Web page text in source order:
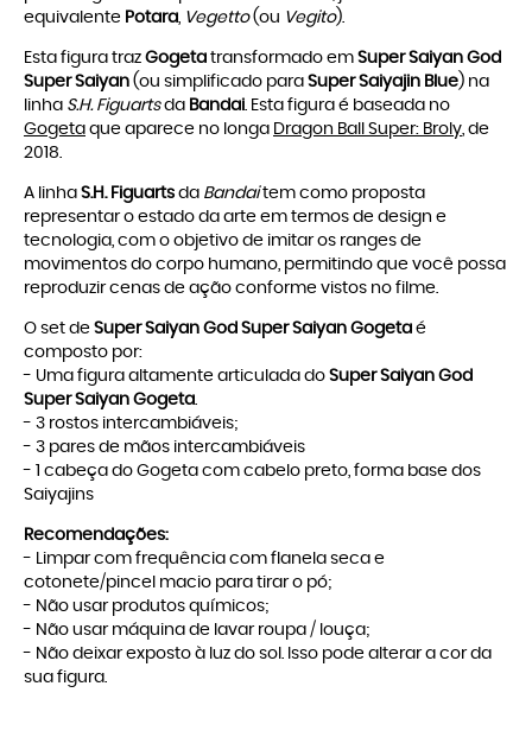
equivalente Potara, Vegetto(ou Vegito).
Esta figura traz Gogeta transformado em Super Saiyan God
Super Saiyan (ou simplificado para Super Saiyajin Blue) na
linha S.H. Figuartsda Bandai. Esta figura é baseada no
Gogeta que aparece no longa Dragon Ball Super: Broly, de
2018.
A linha S.H. Figuarts da Bandaitem como proposta
representar o estado da arte em termos de design e
tecnologia, com o objetivo de imitar os ranges de
movimentos do corpo humano, permitindo que você possa
reproduzir cenas de ação conforme vistos no filme.
O set de Super Saiyan God Super Saiyan Gogeta é
composto por:
- Uma figura altamente articulada do Super Saiyan God
Super Saiyan Gogeta.
- 3 rostos intercambiáveis;
- 3 pares de mãos intercambiáveis
- 1 cabeça do Gogeta com cabelo preto, forma base dos
Saiyajins
Recomendações:
- Limpar com frequência com flanela seca e
cotonete/pincel macio para tirar o pó;
- Não usar produtos químicos;
- Não usar máquina de lavar roupa / louça;
- Não deixar exposto à luz do sol. Isso pode alterar a cor da
sua figura.